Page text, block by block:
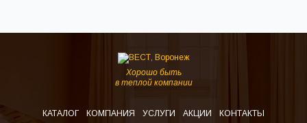
Хорошо быть
в теплой компании
КАТАЛОГ КОМПАНИЯ УСЛУГИ АКЦИИ КОНТАКТЫ